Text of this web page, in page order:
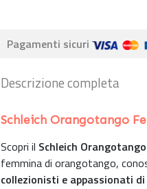
Pagamenti sicuri
Descrizione completa
Schleich Orangotango
Scopri il Schleich
femmina di orangotango,
collezionisti e appassionati